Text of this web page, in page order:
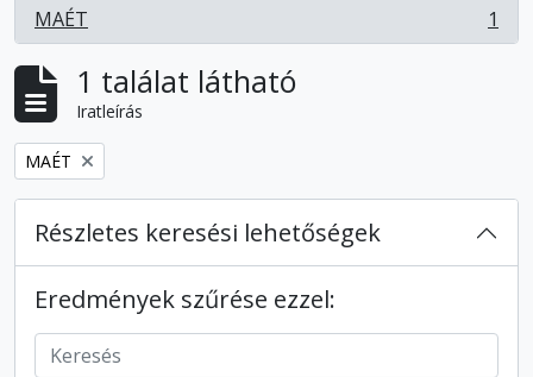
MAÉT
, 1 eredmények 1
1 találat látható
Iratleírás
Remove filter:
MAÉT
Részletes keresési lehetőségek
Eredmények szűrése ezzel: